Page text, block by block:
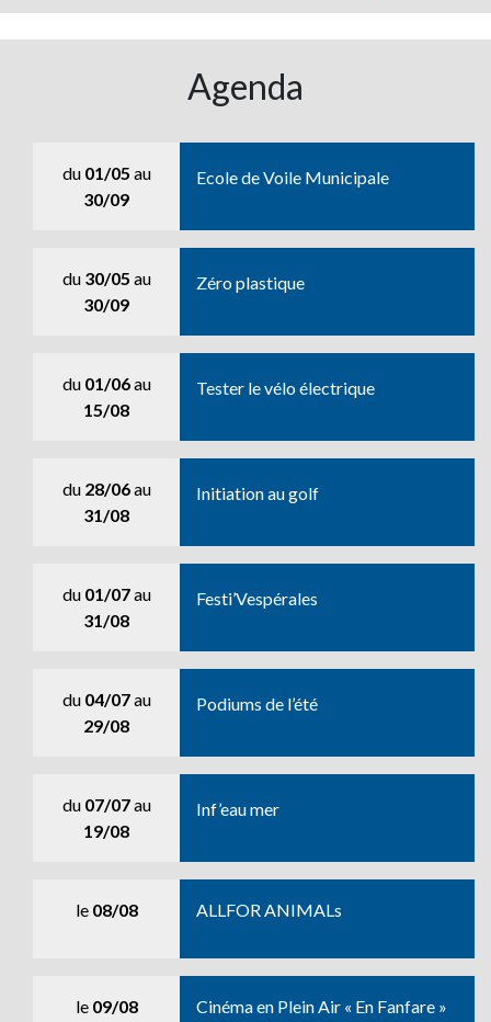
Agenda
du 01/05 au
30/09
Ecole de Voile Municipale
du 30/05 au
30/09
Zéro plastique
du 01/06au
15/08
Tester le vélo électrique
du 28/06au
31/08
Initiation au golf
du 01/07au
31/08
Festi’Vespérales
du 04/07au
29/08
Podiums de l’été
du 07/07au
19/08
Inf’eau mer
le 08/08 ALLFOR ANIMALs
le 09/08 Cinéma en Plein Air « En Fanfare »